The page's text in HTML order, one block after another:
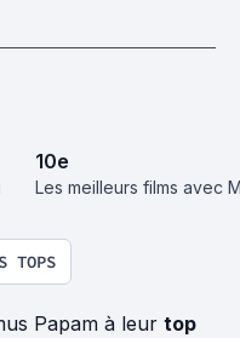
10e
Les meilleurs films avec
TOPS
Papam à leur top